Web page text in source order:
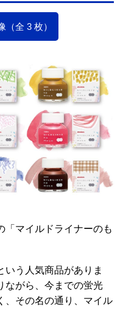
（全 3 枚）
「マイルドライナーのも
いう人気商品がありま
ながら、今までの蛍光
、その名の通り、マイル